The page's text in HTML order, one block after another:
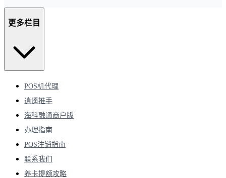
更多栏目
POS机代理
逍遥推手
海科融通商户版
办理指南
POS注销指南
联系我们
养卡提额攻略